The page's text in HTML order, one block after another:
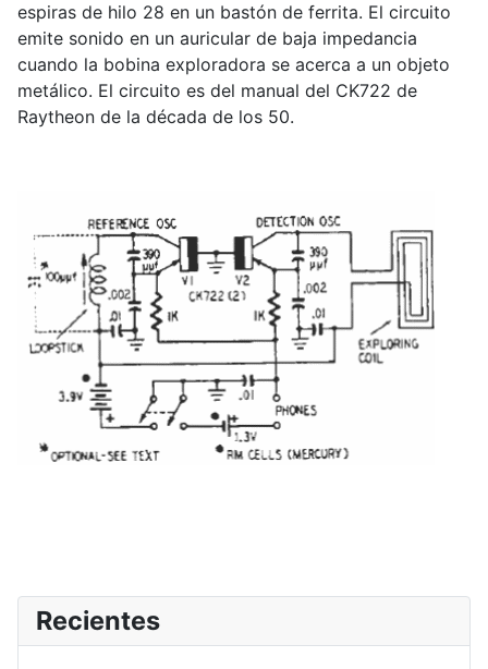
espiras de hilo 28 en un bastón de ferrita. El circuito
emite sonido en un auricular de baja impedancia
cuando la bobina exploradora se acerca a un objeto
metálico. El circuito es del manual del CK722 de
Raytheon de la década de los 50.
Recientes